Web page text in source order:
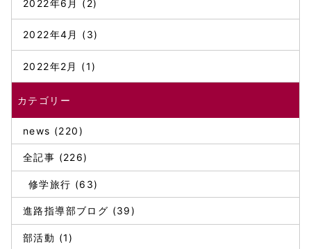
2022年6月 (2)
2022年4月 (3)
2022年2月 (1)
カテゴリー
news (220)
全記事 (226)
修学旅行 (63)
進路指導部ブログ (39)
部活動 (1)